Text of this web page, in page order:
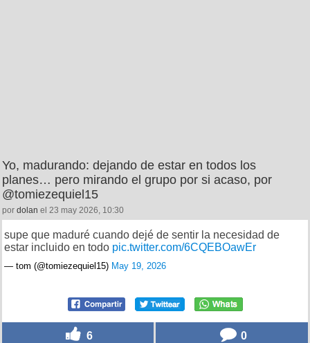
Yo, madurando: dejando de estar en todos los
planes… pero mirando el grupo por si acaso, por
@tomiezequiel15
por dolan el 23 may 2026, 10:30
supe que maduré cuando dejé de sentir la necesidad de
estar incluido en todo pic.twitter.com/6CQEBOawEr
— tom (@tomiezequiel15) May 19, 2026
6 0